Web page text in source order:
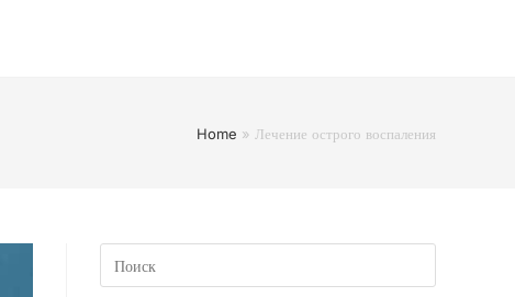
Home » Лечение острого воспаления